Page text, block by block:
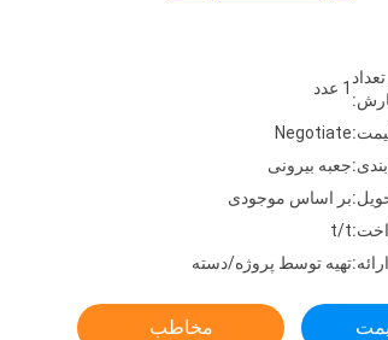
1 عدد
Negotiate
جعبه بیرونی
بر اساس موجودی
t/t
تهیه توسط پروژه/دسته
مخاطب